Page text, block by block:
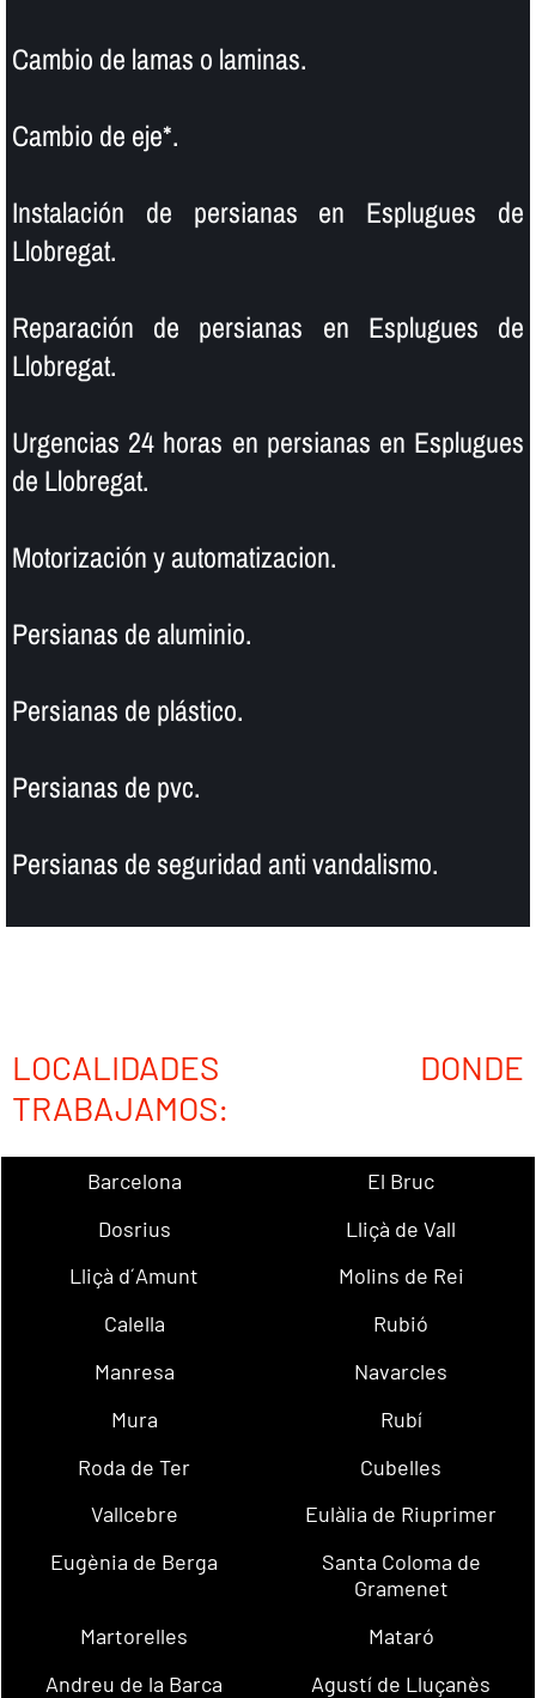
Cambio de lamas o laminas.
Cambio de eje*.
Instalación de persianas en Esplugues de
Llobregat.
Reparación de persianas en Esplugues de
Llobregat.
Urgencias 24 horas en persianas en Esplugues
de Llobregat.
Motorización y automatizacion.
Persianas de aluminio.
Persianas de plástico.
Persianas de pvc.
Persianas de seguridad anti vandalismo.
LOCALIDADES DONDE
TRABAJAMOS:
Barcelona
El Bruc
Dosrius
Lliçà de Vall
Lliçà d´Amunt
Molins de Rei
Calella
Rubió
Manresa
Navarcles
Mura
Rubí
Roda de Ter
Cubelles
Vallcebre
Eulàlia de Riuprimer
Eugènia de Berga
Santa Coloma de
Gramenet
Martorelles
Mataró
Andreu de la Barca
Agustí de Lluçanès